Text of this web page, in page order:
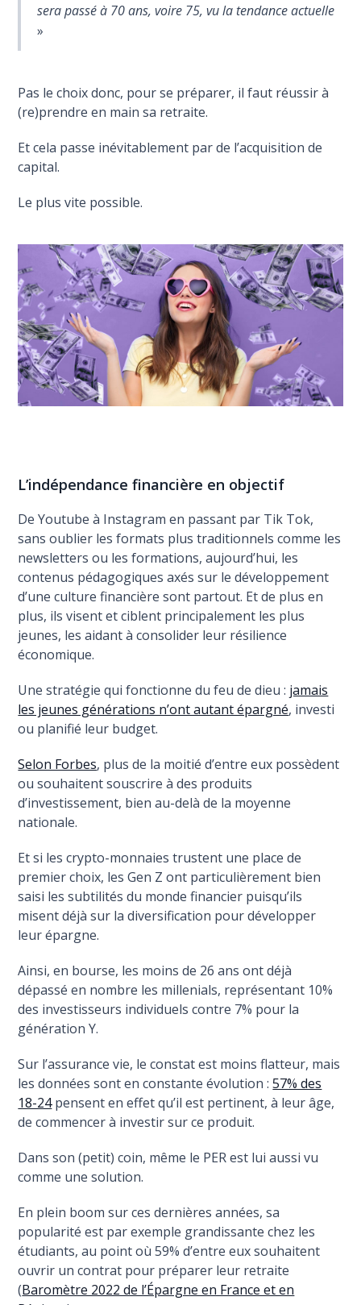
sera passé à 70 ans, voire 75, vu la tendance actuelle
»
Pas le choix donc, pour se préparer, il faut réussir à
(re)prendre en main sa retraite.
Et cela passe inévitablement par de l’acquisition de
capital.
Le plus vite possible.
L’indépendance financière en objectif
De Youtube à Instagram en passant par Tik Tok,
sans oublier les formats plus traditionnels comme les
newsletters ou les formations, aujourd’hui, les
contenus pédagogiques axés sur le développement
d’une culture financière sont partout. Et de plus en
plus, ils visent et ciblent principalement les plus
jeunes, les aidant à consolider leur résilience
économique.
Une stratégie qui fonctionne du feu de dieu : jamais
les jeunes générations n’ont autant épargné, investi
ou planifié leur budget.
Selon Forbes, plus de la moitié d’entre eux possèdent
ou souhaitent souscrire à des produits
d’investissement, bien au-delà de la moyenne
nationale.
Et si les crypto-monnaies trustent une place de
premier choix, les Gen Z ont particulièrement bien
saisi les subtilités du monde financier puisqu’ils
misent déjà sur la diversification pour développer
leur épargne.
Ainsi, en bourse, les moins de 26 ans ont déjà
dépassé en nombre les millenials, représentant 10%
des investisseurs individuels contre 7% pour la
génération Y.
Sur l’assurance vie, le constat est moins flatteur, mais
les données sont en constante évolution :57% des
18-24pensent en effet qu’il est pertinent, à leur âge,
de commencer à investir sur ce produit.
Dans son (petit) coin, même le PER est lui aussi vu
comme une solution.
En plein boom sur ces dernières années, sa
popularité est par exemple grandissante chez les
étudiants, au point où 59% d’entre eux souhaitent
ouvrir un contrat pour préparer leur retraite
(Baromètre 2022 de l’Épargne en France et en